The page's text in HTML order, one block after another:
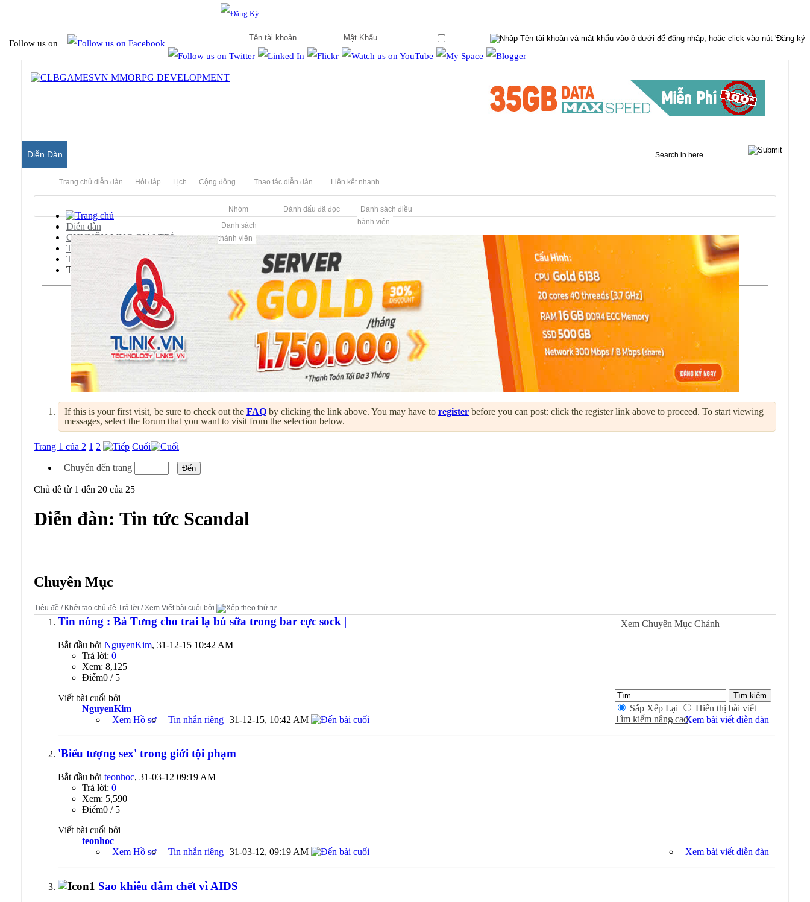
Follow us on
Diễn Đàn
Trang chủ diễn đàn Hỏi đáp Lịch Cộng đồng
Nhóm
Danh sách
thành viên
Thao tác diễn đàn
Đánh dấu đã đọc
Liên kết nhanh
Danh sách điều
hành viên
Diễn đàn
CHUYÊN MỤC GIẢI TRÍ
Thế Giới Âm Nhạc
Thông Tin 24h
Tin tức Scandal
If this is your first visit, be sure to check out the FAQ by clicking the link above. You may have to register before you can post: click the register link above to proceed. To start viewing
messages, select the forum that you want to visit from the selection below.
Trang 1 của 2 1 2 Cuối
Chuyển đến trang
Chủ đề từ 1 đến 20 của 25
Diễn đàn: Tin tức Scandal
Ðánh Dấu Ðã Ðọc
Xem Chuyên Mục Chánh
Sắp Xếp Lại
Hiển thị bài viết
Tìm kiếm nâng cao
Chuyên Mục
Tiêu đề / Khởi tạo chủ đề Trả lời /Xem Viết bài cuối bởi
Tin nóng : Bà Tưng cho trai lạ bú sữa trong bar cực sock |
Bắt đầu bởi NguyenKim, 31-12-15 10:42 AM
Trả lời: 0
Xem: 8,125
Ðiểm0 / 5
Viết bài cuối bởi
NguyenKim
Xem Hồ sơ
Xem bài viết diễn đàn
Tin nhắn riêng 31-12-15, 10:42 AM
'Biểu tượng sex' trong giới tội phạm
Bắt đầu bởi teonhoc, 31-03-12 09:19 AM
Trả lời: 0
Xem: 5,590
Ðiểm0 / 5
Viết bài cuối bởi
teonhoc
Xem Hồ sơ
Xem bài viết diễn đàn
Tin nhắn riêng 31-03-12, 09:19 AM
Sao khiêu dâm chết vì AIDS